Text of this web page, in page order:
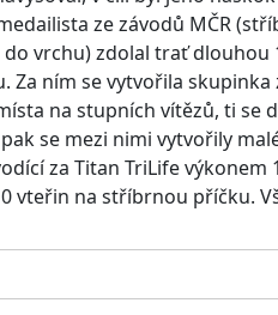
ze závodů MČR
vrchu) zdolal trať dlouhou
Za ním se vytvořila skupinka
na stupních vítězů, ti se
se mezi nimi vytvořily
za Titan TriLife výkonem
vteřin na stříbrnou příčku.